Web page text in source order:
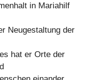
in Mariahilf
Neugestaltung der
hat er Orte der